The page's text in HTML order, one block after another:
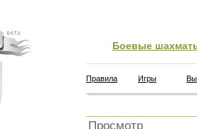
Боевые
Правила Игры
Просмотр